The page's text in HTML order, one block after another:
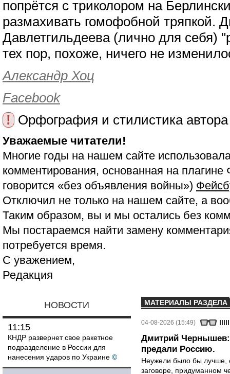
попрётся с триколором на
размахивать гомофобной тряпкой.
Давлетгильдеева (лично для себя)
тех пор, похоже, ничего не
Александр Хоц
Facebook
!
Орфография и стилистика
Уважаемые читатели!
Многие годы на нашем сайте
комментирования, основанная на
говорится «без объявления войны»)
Отключил не только на нашем сайте, а
Таким образом, вы и мы остались без
Мы постараемся найти замену
потребуется время.
С уважением,
Редакция
НОВОСТИ
11:15
КНДР развернет свое ракетное
подразделение в России для
нанесения ударов по Украине ©
МАТЕРИАЛЫ РАЗДЕЛА
04-08-2026 (15:49)
Дмитрий Чернышев:
предали Россию.
Неужели было бы лучше,
заговоре, придуманном